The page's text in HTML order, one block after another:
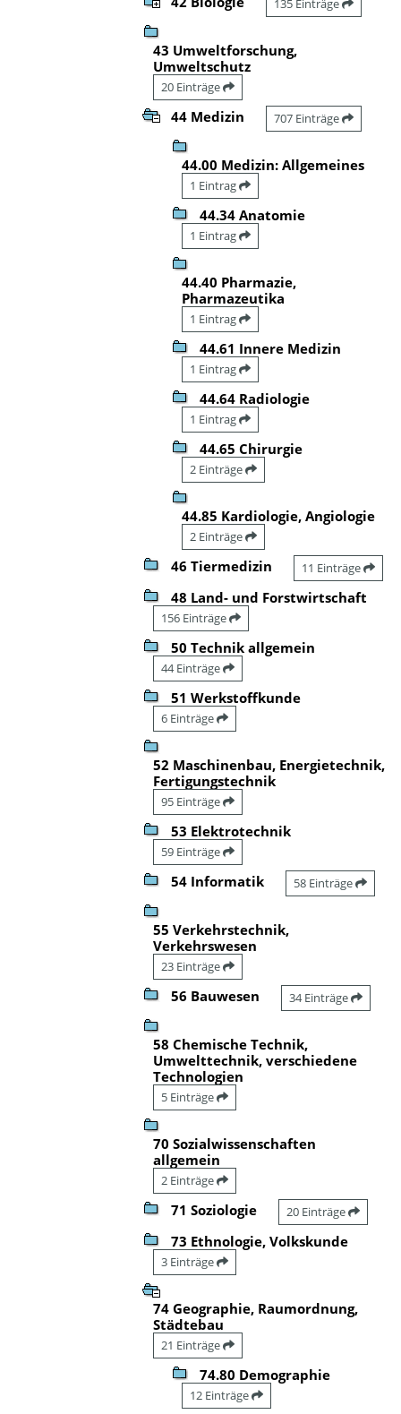
135 Einträge
43 Umweltforschung,
Umweltschutz
20 Einträge
44 Medizin 707 Einträge
44.00 Medizin: Allgemeines
1 Eintrag
44.34 Anatomie
1 Eintrag
44.40 Pharmazie,
Pharmazeutika
1 Eintrag
44.61 Innere Medizin
1 Eintrag
44.64 Radiologie
1 Eintrag
44.65 Chirurgie
2 Einträge
44.85 Kardiologie, Angiologie
2 Einträge
46 Tiermedizin 11 Einträge
48 Land- und Forstwirtschaft
156 Einträge
50 Technik allgemein
44 Einträge
51 Werkstoffkunde
6 Einträge
52 Maschinenbau, Energietechnik,
Fertigungstechnik
95 Einträge
53 Elektrotechnik
59 Einträge
54 Informatik 58 Einträge
55 Verkehrstechnik,
Verkehrswesen
23 Einträge
56 Bauwesen 34 Einträge
58 Chemische Technik,
Umwelttechnik, verschiedene
Technologien
5 Einträge
70 Sozialwissenschaften
allgemein
2 Einträge
71 Soziologie 20 Einträge
73 Ethnologie, Volkskunde
3 Einträge
74 Geographie, Raumordnung,
Städtebau
21 Einträge
74.80 Demographie
12 Einträge